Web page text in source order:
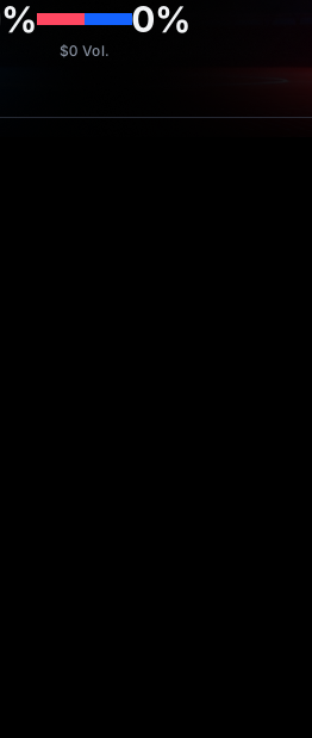
% 0%
$0 Vol.